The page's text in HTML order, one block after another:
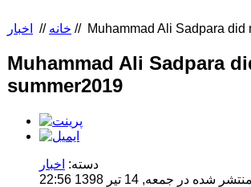
خانه // اخبار // Muhammad Ali Sadpara
Muhammad Ali Sadpara
summer2019
دسته: اخبار
منتشر شده در جمعه, 14 تیر 1398 22:56